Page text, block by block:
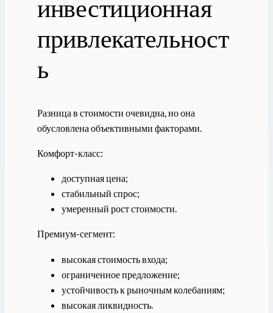
инвестиционная
привлекательност
ь
Разница в стоимости очевидна, но она
обусловлена объективными факторами.
Комфорт-класс:
доступная цена;
стабильный спрос;
умеренный рост стоимости.
Премиум-сегмент:
высокая стоимость входа;
ограниченное предложение;
устойчивость к рыночным колебаниям;
высокая ликвидность.